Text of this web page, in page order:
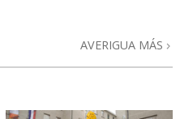
AVERIGUA MÁS